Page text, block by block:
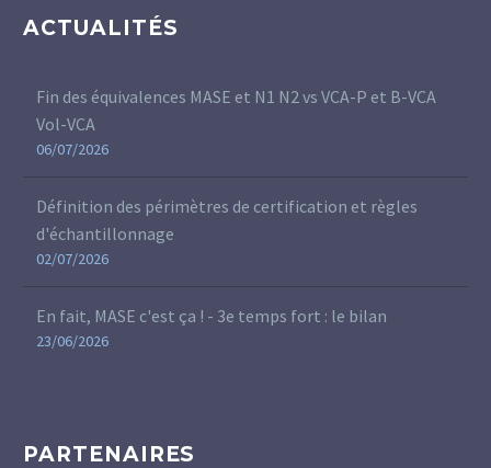
ACTUALITÉS
Fin des équivalences MASE et N1 N2 vs VCA-P et B-VCA
Vol-VCA
06/07/2026
Définition des périmètres de certification et règles
d'échantillonnage
02/07/2026
En fait, MASE c'est ça ! - 3e temps fort : le bilan
23/06/2026
PARTENAIRES